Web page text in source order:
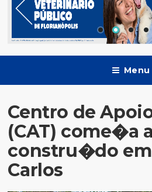
Menu
Centro de
(CAT) come�a
constru�do
Carlos